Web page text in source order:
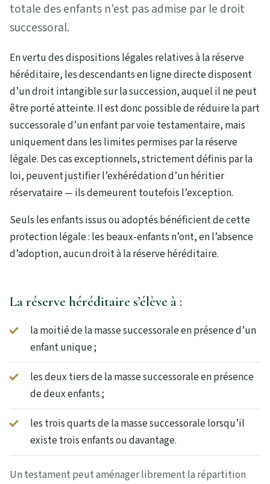
totale des enfants n’est pas admise par le droit
successoral.
En vertu des dispositions légales relatives à la réserve
héréditaire, les descendants en ligne directe disposent
d’un droit intangible sur la succession, auquel il ne peut
être porté atteinte. Il est donc possible de réduire la part
successorale d’un enfant par voie testamentaire, mais
uniquement dans les limites permises par la réserve
légale. Des cas exceptionnels, strictement définis par la
loi, peuvent justifier l’exhérédation d’un héritier
réservataire — ils demeurent toutefois l’exception.
Seuls les enfants issus ou adoptés bénéficient de cette
protection légale : les beaux-enfants n’ont, en l’absence
d’adoption, aucun droit à la réserve héréditaire.
La réserve héréditaire s’élève à :
la moitié de la masse successorale en présence d’un
enfant unique ;
les deux tiers de la masse successorale en présence
de deux enfants ;
les trois quarts de la masse successorale lorsqu’il
existe trois enfants ou davantage.
Un testament peut aménager librement la répartition